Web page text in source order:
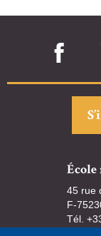
École
45 rue
F-
Tél.